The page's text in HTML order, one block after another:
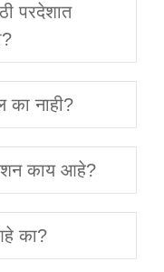
परदेशात
का नाही?
काय आहे?
का?